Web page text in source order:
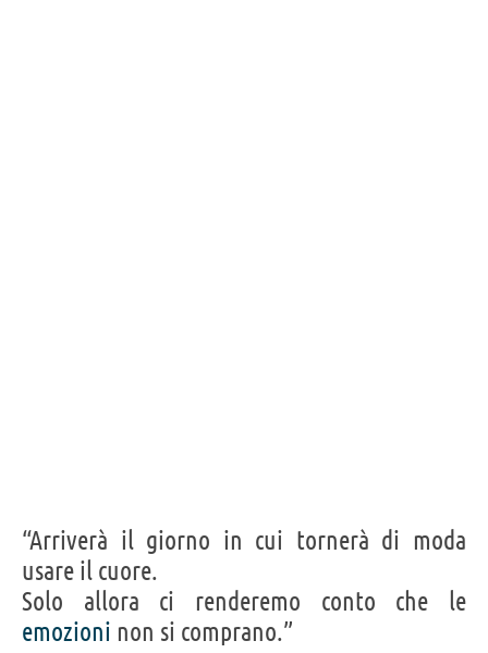
“Arriverà il giorno in cui tornerà di moda
usare il cuore.
Solo allora ci renderemo conto che le
emozioni non si comprano.”